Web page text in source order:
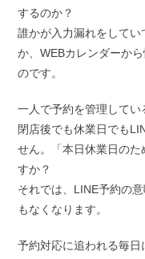
するのか？
誰かが入力漏れをして
か、WEBカレンダーか
のです。
一人で予約を管理してい
閉店後でも休業日でも
せん。「本日休業日の
すか？
それでは、LINE予約の
もなくなります。
予約対応に追われる毎日